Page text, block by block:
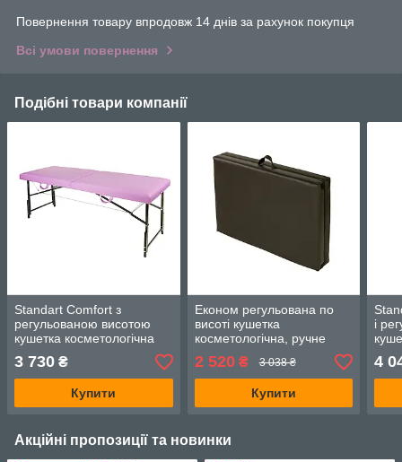
Повернення товару впродовж 14 днів за рахунок покупця
Всі умови повернення
Подібні товари компанії
Standart Comfort з
регульованою висотою
кушетка косметологічна
3 730 ₴
Купити
Економ регульована по
висоті кушетка
косметологічна, ручне
2 520₴ 3 038 ₴
Купити
і
4
Акційні пропозиції та новинки